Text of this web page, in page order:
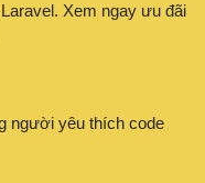
Xem ngay ưu đãi
người yêu thích code